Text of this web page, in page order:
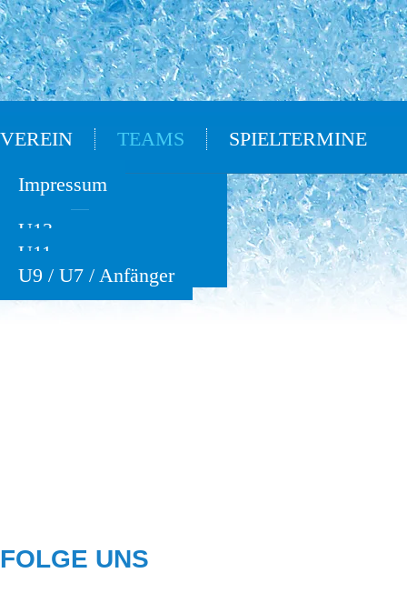
VEREIN TEAMS
Oldies
U13
U11
U9 / U7 / Anfänger
SPIELTERMINE
Impressum
FOLGE UNS